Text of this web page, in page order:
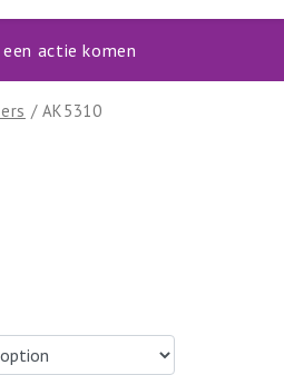
actie komen
/ AK5310